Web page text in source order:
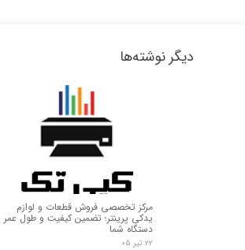
دیگر نوشته‌ها
مرکز تخصصی فروش قطعات و لوازم
یدکی پرینتر؛ تضمین کیفیت و طول عمر
دستگاه شما
۲۲ تیر ۰۵